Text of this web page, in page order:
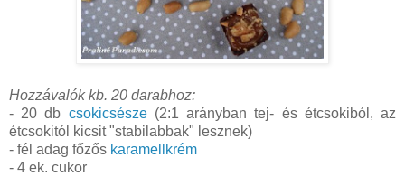
Hozzávalók kb. 20 darabhoz:
- 20 db csokicsésze(2:1 arányban tej- és étcsokiból, az
étcsokitól kicsit "stabilabbak" lesznek)
- fél adag főzős karamellkrém
- 4 ek. cukor